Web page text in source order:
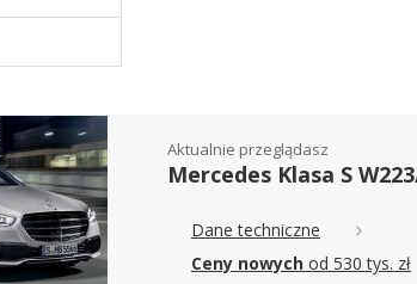
Aktualnie przeglądasz
Mercedes Klasa S
Dane techniczne
Ceny nowych od 530 tys. zł